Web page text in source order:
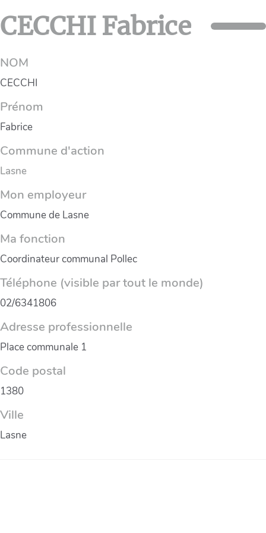
CECCHI Fabrice
NOM
CECCHI
Prénom
Fabrice
Commune d'action
Lasne
Mon employeur
Commune de Lasne
Ma fonction
Coordinateur communal Pollec
Téléphone (visible par tout le monde)
02/6341806
Adresse professionnelle
Place communale 1
Code postal
1380
Ville
Lasne